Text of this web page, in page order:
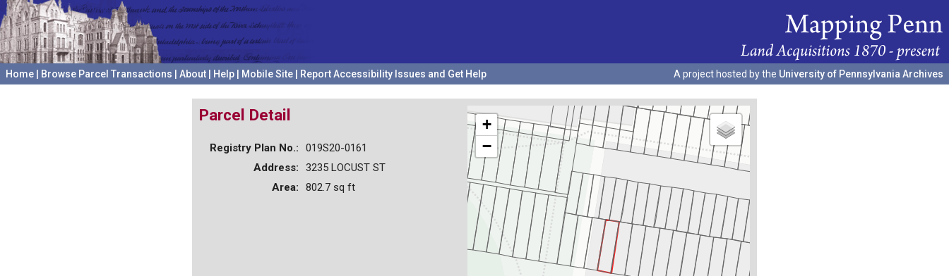
Home Browse Parcel Transactions About Help Mobile Site Report Accessibility Issues and Get Help A project hosted by the University of Pennsylvania Archives
+
−
Parcel Detail
Registry Plan No.:
019S20-0161
Address:
3235 LOCUST ST
Area:
802.7 sq ft